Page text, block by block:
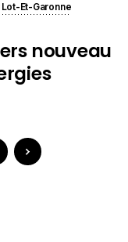
Lot-Et-Garonne
nouveau